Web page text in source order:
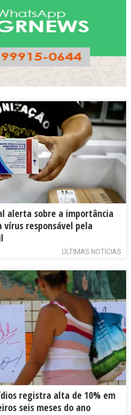
alerta sobre a importância
vírus responsável pela
ÚLTIMAS NOTÍCIAS
registra alta de 10% em
seis meses do ano